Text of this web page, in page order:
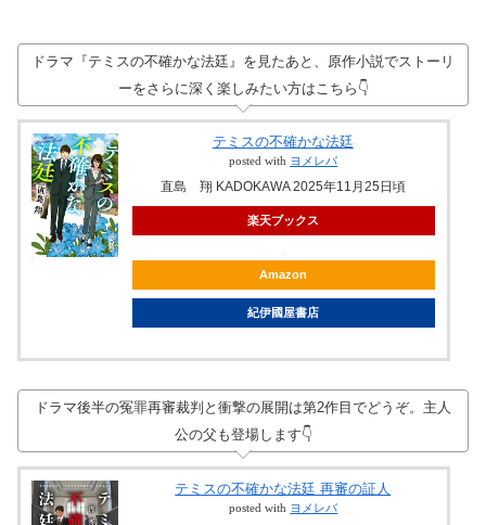
ドラマ『テミスの不確かな法廷』を見たあと、原作小説でストーリ
ーをさらに深く楽しみたい方はこちら👇
テミスの不確かな法廷
posted with ヨメレバ
直島 翔 KADOKAWA 2025年11月25日頃
楽天ブックス
Amazon
紀伊國屋書店
ドラマ後半の冤罪再審裁判と衝撃の展開は第2作目でどうぞ。主人
公の父も登場します👇
テミスの不確かな法廷 再審の証人
posted with ヨメレバ